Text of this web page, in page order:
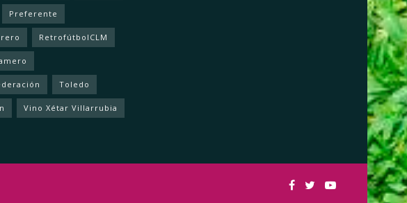
Preferente
RetrofútbolCLM
Toledo
Vino Xétar Villarrubia